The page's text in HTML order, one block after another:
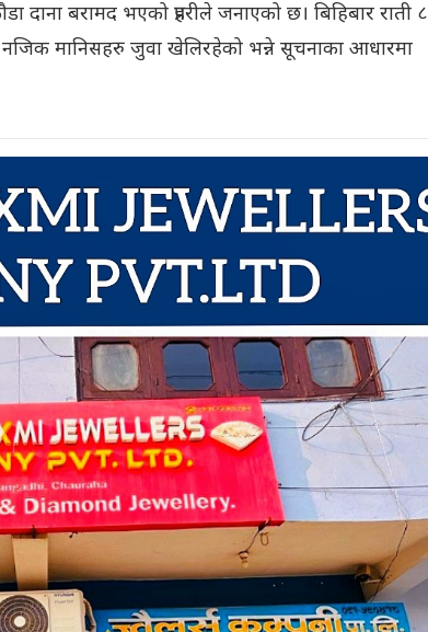
दाना बरामद भएको प्रहरीले जनाएको छ। बिहिबार राती ८
नजिक मानिसहरु जुवा खेलिरहेको भन्ने सूचनाका आधारमा